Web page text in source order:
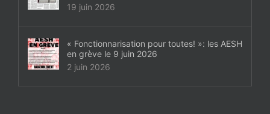
19 juin 2026
« Fonctionnarisation pour toutes! »: les AESH
en grève le 9 juin 2026
2 juin 2026